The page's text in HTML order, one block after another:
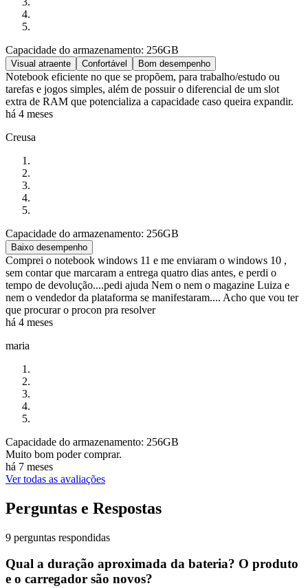
Capacidade do armazenamento: 256GB
Visual atraente Confortável Bom desempenho
Notebook eficiente no que se propõem, para trabalho/estudo ou
tarefas e jogos simples, além de possuir o diferencial de um slot
extra de RAM que potencializa a capacidade caso queira expandir.
há 4 meses
Creusa
Capacidade do armazenamento: 256GB
Baixo desempenho
Comprei o notebook windows 11 e me enviaram o windows 10 ,
sem contar que marcaram a entrega quatro dias antes, e perdi o
tempo de devolução....pedi ajuda Nem o nem o magazine Luiza e
nem o vendedor da plataforma se manifestaram.... Acho que vou ter
que procurar o procon pra resolver
há 4 meses
maria
Capacidade do armazenamento: 256GB
Muito bom poder comprar.
há 7 meses
Ver todas as avaliações
Perguntas e Respostas
9 perguntas respondidas
Qual a duração aproximada da bateria? O produto
e o carregador são novos?